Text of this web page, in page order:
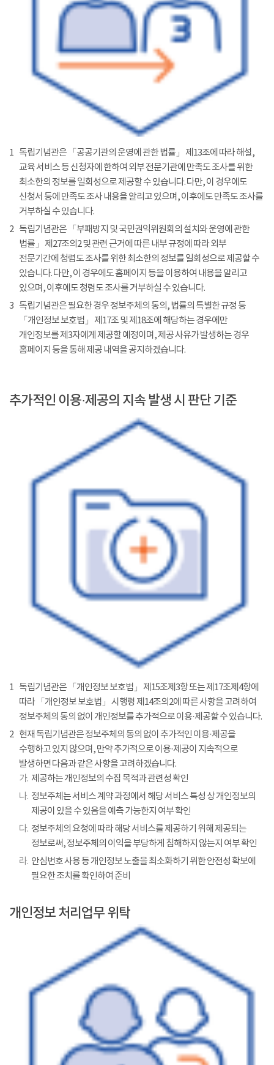
1 독립기념관은 「공공기관의 운영에 관한 법률」 제13조에 따라 해설,
교육 서비스 등 신청자에 한하여 외부 전문기관에 만족도 조사를 위한
최소한의 정보를 일회성으로 제공할 수 있습니다. 다만, 이 경우에도
신청서 등에 만족도 조사 내용을 알리고 있으며, 이후에도 만족도 조사를
거부하실 수 있습니다.
2 독립기념관은 「부패방지 및 국민권익위원회의 설치와 운영에 관한
법률」 제27조의2 및 관련 근거에 따른 내부 규정에 따라 외부
전문기간에 청렴도 조사를 위한 최소한의 정보를 일회성으로 제공할 수
있습니다. 다만, 이 경우에도 홈페이지 등을 이용하여 내용을 알리고
있으며, 이후에도 청렴도 조사를 거부하실 수 있습니다.
3 독립기념관은 필요한 경우 정보주체의 동의, 법률의 특별한 규정 등
「개인정보 보호법」 제17조 및 제18조에 해당하는 경우에만
개인정보를 제3자에게 제공할 예정이며, 제공 사유가 발생하는 경우
홈페이지 등을 통해 제공 내역을 공지하겠습니다.
추가적인 이용·제공의 지속 발생 시 판단 기준
1 독립기념관은 「개인정보 보호법」 제15조제3항 또는 제17조제4항에
따라 「개인정보 보호법」 시행령 제14조의2에 따른 사항을 고려하여
정보주체의 동의 없이 개인정보를 추가적으로 이용·제공할 수 있습니다.
2 현재 독립기념관은 정보주체의 동의 없이 추가적인 이용·제공을
수행하고 있지 않으며, 만약 추가적으로 이용·제공이 지속적으로
발생하면 다음과 같은 사항을 고려하겠습니다.
가. 제공하는 개인정보의 수집 목적과 관련성 확인
나. 정보주체는 서비스 계약 과정에서 해당 서비스 특성 상 개인정보의
제공이 있을 수 있음을 예측 가능한지 여부 확인
다. 정보주체의 요청에 따라 해당 서비스를 제공하기 위해 제공되는
정보로써, 정보주체의 이익을 부당하게 침해하지 않는지 여부 확인
라. 안심번호 사용 등 개인정보 노출을 최소화하기 위한 안전성 확보에
필요한 조치를 확인하여 준비
개인정보 처리업무 위탁